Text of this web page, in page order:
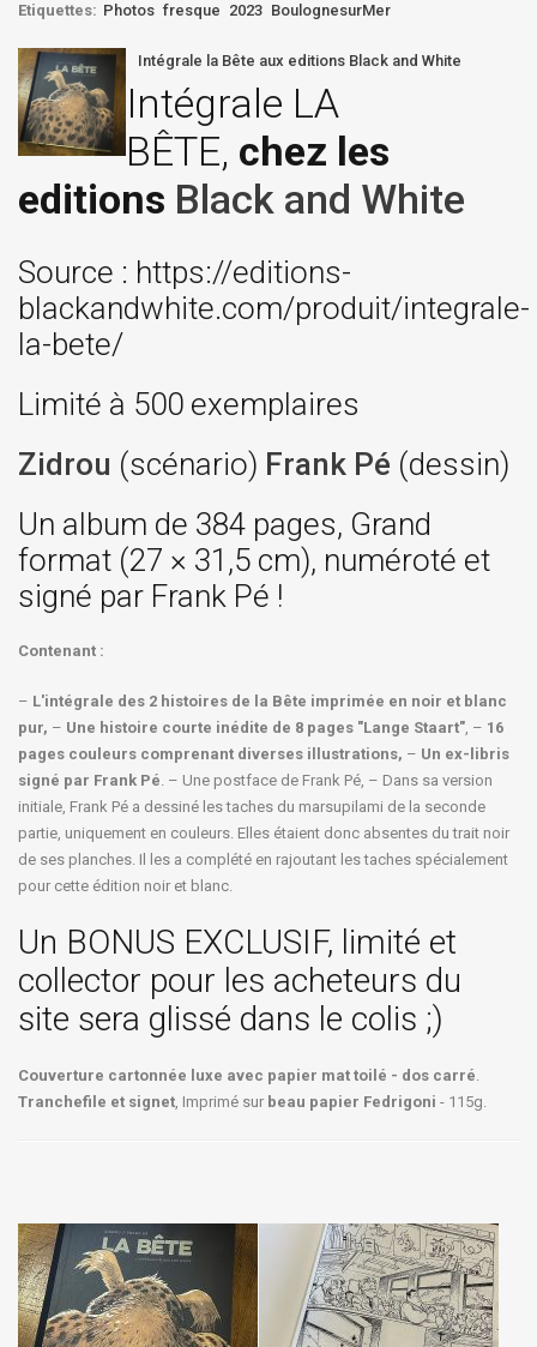
Etiquettes: Photos fresque 2023 BoulognesurMer
Intégrale la Bête aux editions Black and White
Intégrale LA
BÊTE, chez les
editions Black and White
Source : https://editions-
blackandwhite.com/produit/integrale-
la-bete/
Limité à 500 exemplaires
Zidrou (scénario) Frank Pé (dessin)
Un album de 384 pages, Grand
format (27 × 31,5 cm), numéroté et
signé par Frank Pé !
Contenant :
– L'intégrale des 2 histoires de la Bête imprimée en noir et blanc
pur, – Une histoire courte inédite de 8 pages "Lange Staart", – 16
pages couleurs comprenant diverses illustrations, – Un ex-libris
signé par Frank Pé. – Une postface de Frank Pé, – Dans sa version
initiale, Frank Pé a dessiné les taches du marsupilami de la seconde
partie, uniquement en couleurs. Elles étaient donc absentes du trait noir
de ses planches. Il les a complété en rajoutant les taches spécialement
pour cette édition noir et blanc.
Un BONUS EXCLUSIF, limité et
collector pour les acheteurs du
site sera glissé dans le colis ;)
Couverture cartonnée luxe avec papier mat toilé - dos carré.
Tranchefile et signet, Imprimé sur beau papier Fedrigoni - 115g.